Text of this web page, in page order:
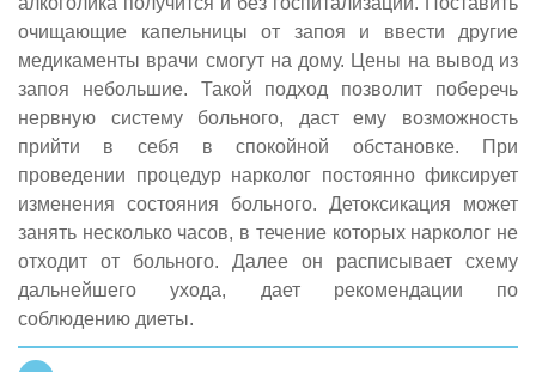
очищающие капельницы от запоя и ввести другие
медикаменты врачи смогут на дому. Цены на вывод из
запоя небольшие. Такой подход позволит поберечь
нервную систему больного, даст ему возможность
прийти в себя в спокойной обстановке. При
проведении процедур нарколог постоянно фиксирует
изменения состояния больного. Детоксикация может
занять несколько часов, в течение которых нарколог не
отходит от больного. Далее он расписывает схему
дальнейшего ухода, дает рекомендации по
соблюдению диеты.